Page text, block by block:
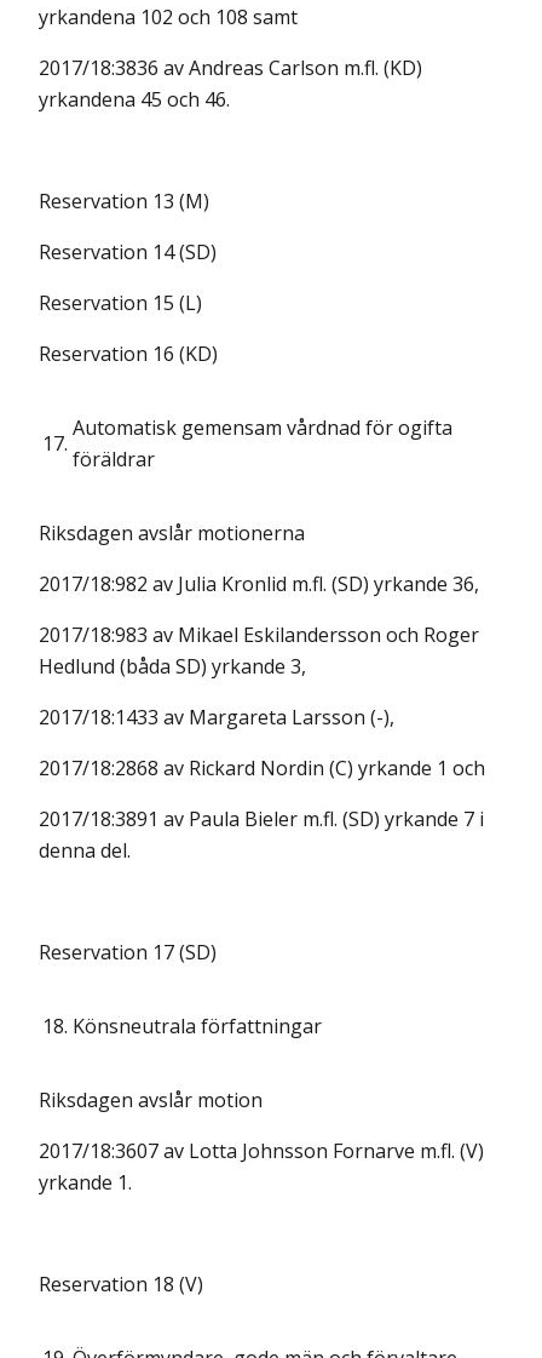
yrkandena 102 och 108 samt
2017/18:3836 av Andreas Carlson m.fl. (KD)
yrkandena 45 och 46.
Reservation 13 (M)
Reservation 14 (SD)
Reservation 15 (L)
Reservation 16 (KD)
17.
Automatisk gemensam vårdnad för ogifta
föräldrar
Riksdagen avslår motionerna
2017/18:982 av Julia Kronlid m.fl. (SD) yrkande 36,
2017/18:983 av Mikael Eskilandersson och Roger
Hedlund (båda SD) yrkande 3,
2017/18:1433 av Margareta Larsson (-),
2017/18:2868 av Rickard Nordin (C) yrkande 1 och
2017/18:3891 av Paula Bieler m.fl. (SD) yrkande 7 i
denna del.
Reservation 17 (SD)
18. Könsneutrala författningar
Riksdagen avslår motion
2017/18:3607 av Lotta Johnsson Fornarve m.fl. (V)
yrkande 1.
Reservation 18 (V)